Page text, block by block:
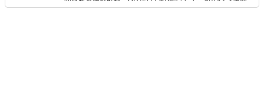
りや壁紙チェンジなどもチャレンジ済み。初心者でもモノ